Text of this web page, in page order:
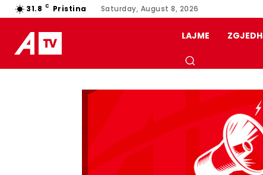
31.8 C Pristina Saturday, August 8, 2026
LAJME